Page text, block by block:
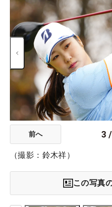
前へ 3 /
（撮影：鈴木祥）
この写真